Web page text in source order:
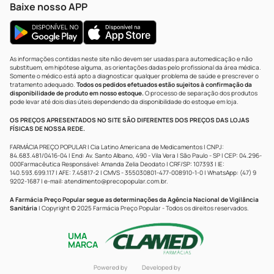
Baixe nosso APP
As informações contidas neste site não devem ser usadas para automedicação e não
substituem, em hipótese alguma, as orientações dadas pelo profissional da área médica.
Somente o médico está apto a diagnosticar qualquer problema de saúde e prescrever o
tratamento adequado. Todos os pedidos efetuados estão sujeitos à confirmação da
disponibilidade de produto em nosso estoque.O processo de separação dos produtos
pode levar até dois dias úteis dependendo da disponibilidade do estoque em loja.
OS PREÇOS APRESENTADOS NO SITE SÃO DIFERENTES DOS PREÇOS DAS LOJAS
FÍSICAS DE NOSSA REDE.
FARMÁCIA PREÇO POPULAR | Cia Latino Americana de Medicamentos | CNPJ:
84.683.481/0416-04 | End: Av. Santo Albano, 490 - Vila Vera | São Paulo - SP | CEP: 04.296-
000Farmacêutica Responsável: Amanda Zelia Deodato | CRF/SP: 107393 | IE:
140.593.699.117 | AFE: 7.45817-2 | CMVS - 355030801-477-008910-1-0 | WhatsApp: (47) 9
9202-1687 | e-mail: atendimento@precopopular.com.br.
A Farmácia Preço Popular segue as determinações da Agência Nacional de Vigilância
Sanitária | Copyright © 2025 Farmácia Preço Popular - Todos os direitos reservados.
UMA
MARCA
Powered by Developed by